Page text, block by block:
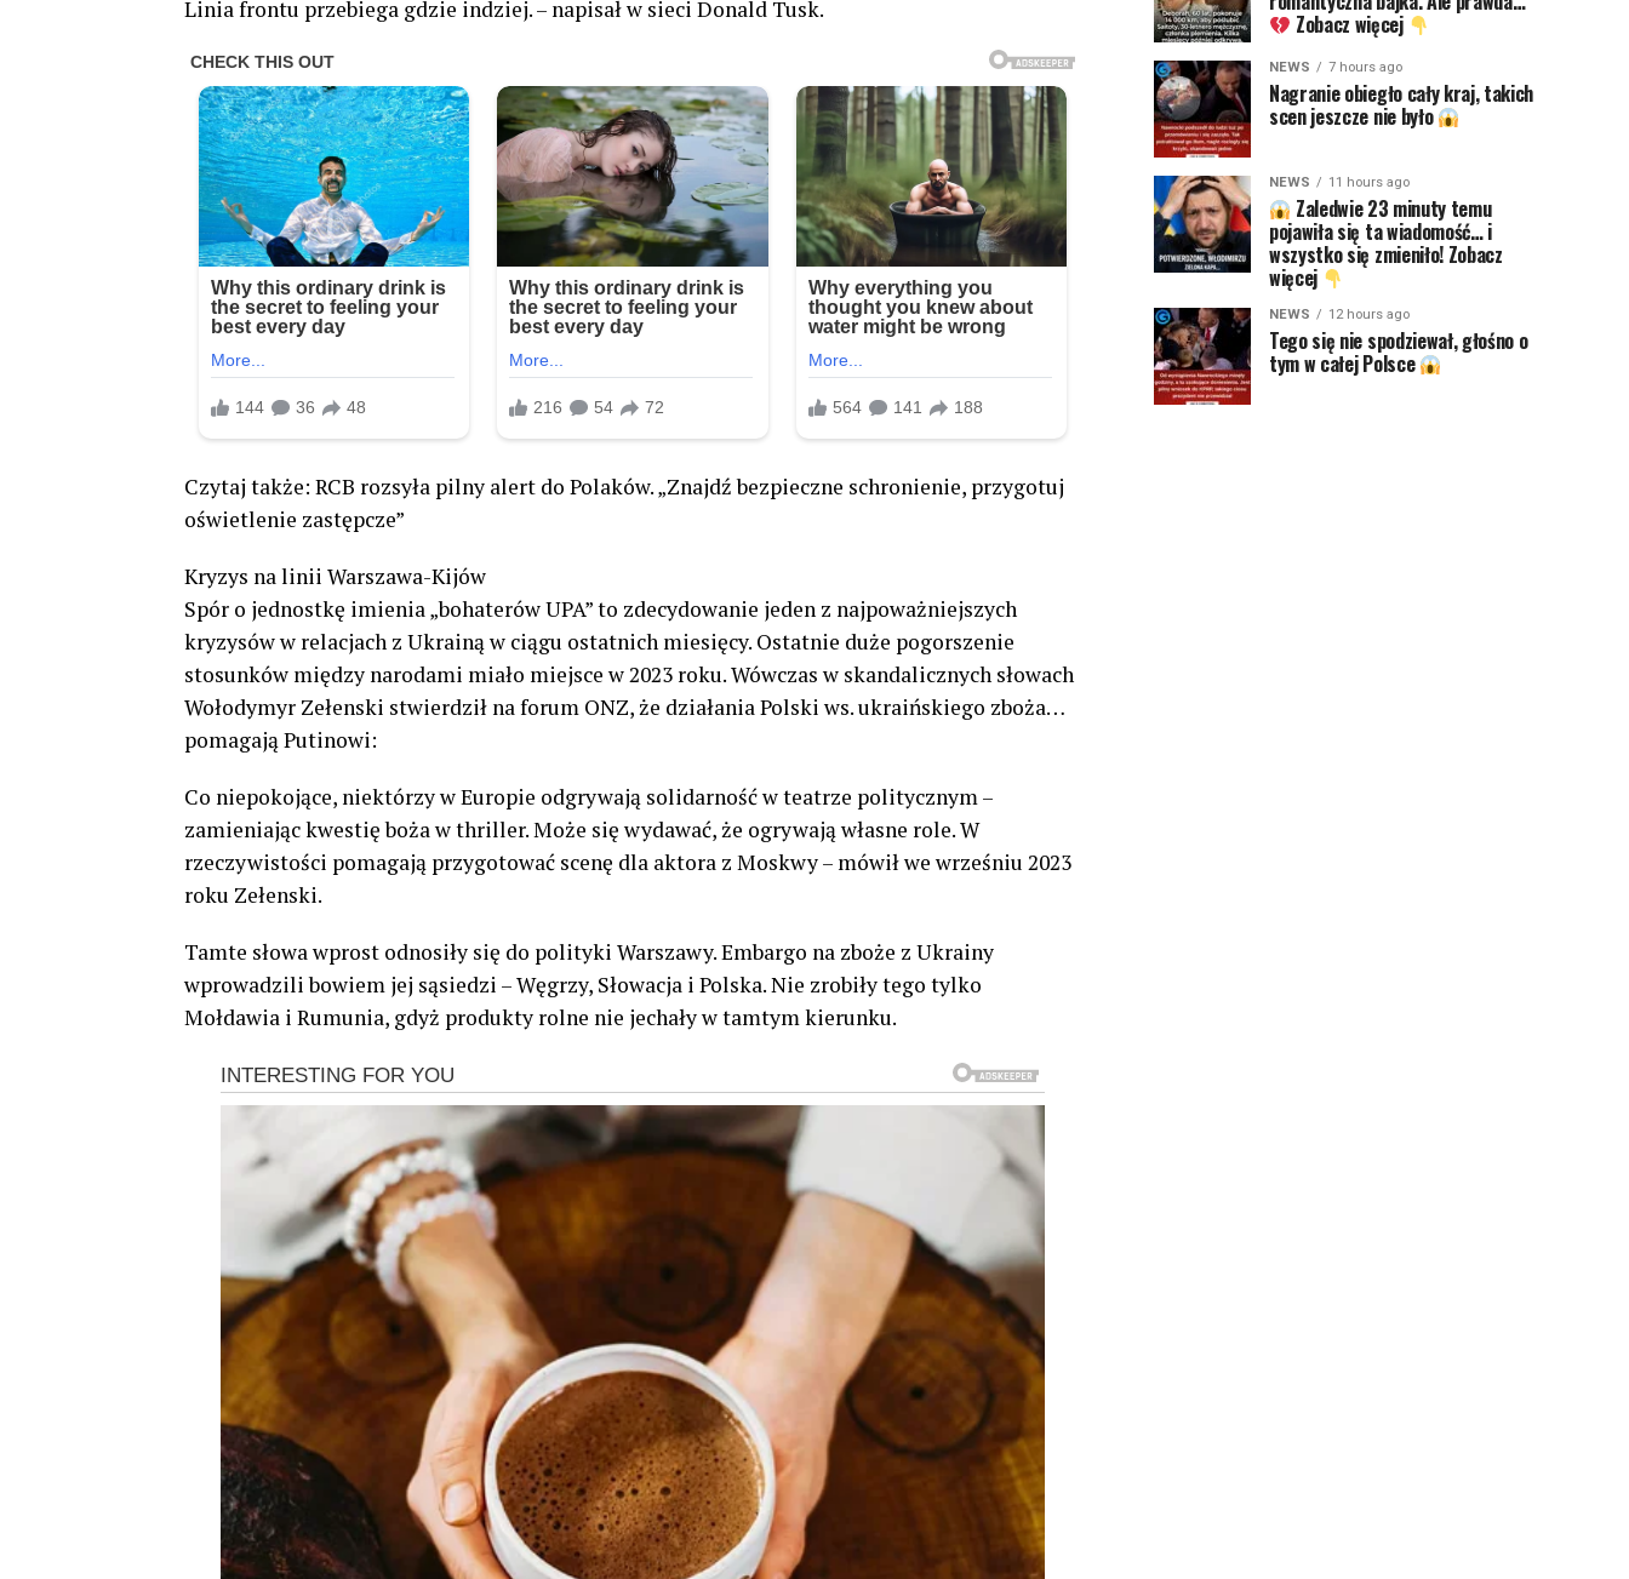
Linia frontu przebiega gdzie indziej. – napisał w sieci Donald Tusk.
Czytaj także: RCB rozsyła pilny alert do Polaków. „Znajdź bezpieczne schronienie, przygotuj
oświetlenie zastępcze”
Kryzys na linii Warszawa-Kijów
Spór o jednostkę imienia „bohaterów UPA” to zdecydowanie jeden z najpoważniejszych
kryzysów w relacjach z Ukrainą w ciągu ostatnich miesięcy. Ostatnie duże pogorszenie
stosunków między narodami miało miejsce w 2023 roku. Wówczas w skandalicznych słowach
Wołodymyr Zełenski stwierdził na forum ONZ, że działania Polski ws. ukraińskiego zboża…
pomagają Putinowi:
Co niepokojące, niektórzy w Europie odgrywają solidarność w teatrze politycznym –
zamieniając kwestię boża w thriller. Może się wydawać, że ogrywają własne role. W
rzeczywistości pomagają przygotować scenę dla aktora z Moskwy – mówił we wrześniu 2023
roku Zełenski.
Tamte słowa wprost odnosiły się do polityki Warszawy. Embargo na zboże z Ukrainy
wprowadzili bowiem jej sąsiedzi – Węgrzy, Słowacja i Polska. Nie zrobiły tego tylko
Mołdawia i Rumunia, gdyż produkty rolne nie jechały w tamtym kierunku.
Zobacz więcej
NEWS 7 hours ago
Nagranie obiegło cały kraj, takich
scen jeszcze nie było
NEWS 11 hours ago
Zaledwie 23 minuty temu
pojawiła się ta wiadomość… i
wszystko się zmieniło! Zobacz
więcej
NEWS 12 hours ago
Tego się nie spodziewał, głośno o
tym w całej Polsce